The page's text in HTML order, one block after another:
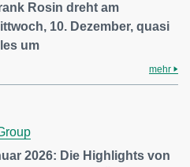
Rosin dreht am
10. Dezember, quasi
um
mehr
2026: Die Highlights von